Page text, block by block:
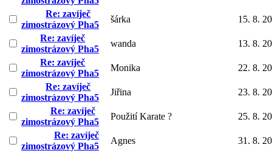
Re: zavíječ
zimostrázový Pha5
šárka
15. 8.
Re: zavíječ
zimostrázový Pha5
wanda
13. 8.
Re: zavíječ
zimostrázový Pha5
Monika
22. 8.
Re: zavíječ
zimostrázový Pha5
Jiřina
23. 8.
Re: zavíječ
zimostrázový Pha5
Použití Karate ?
25. 8.
Re: zavíječ
zimostrázový Pha5
Agnes
31. 8.